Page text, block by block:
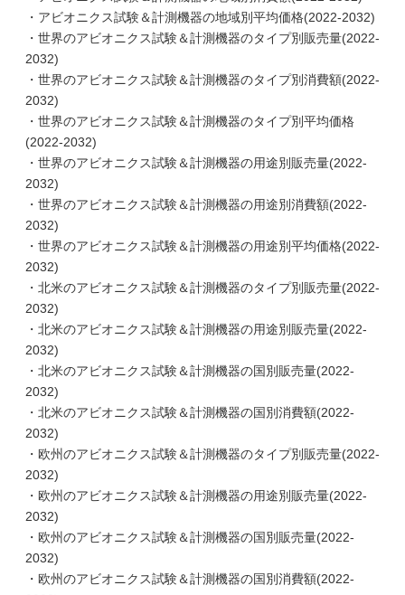
・アビオニクス試験＆計測機器の地域別平均価格(2022-2032)
・世界のアビオニクス試験＆計測機器のタイプ別販売量(2022-
2032)
・世界のアビオニクス試験＆計測機器のタイプ別消費額(2022-
2032)
・世界のアビオニクス試験＆計測機器のタイプ別平均価格
(2022-2032)
・世界のアビオニクス試験＆計測機器の用途別販売量(2022-
2032)
・世界のアビオニクス試験＆計測機器の用途別消費額(2022-
2032)
・世界のアビオニクス試験＆計測機器の用途別平均価格(2022-
2032)
・北米のアビオニクス試験＆計測機器のタイプ別販売量(2022-
2032)
・北米のアビオニクス試験＆計測機器の用途別販売量(2022-
2032)
・北米のアビオニクス試験＆計測機器の国別販売量(2022-
2032)
・北米のアビオニクス試験＆計測機器の国別消費額(2022-
2032)
・欧州のアビオニクス試験＆計測機器のタイプ別販売量(2022-
2032)
・欧州のアビオニクス試験＆計測機器の用途別販売量(2022-
2032)
・欧州のアビオニクス試験＆計測機器の国別販売量(2022-
2032)
・欧州のアビオニクス試験＆計測機器の国別消費額(2022-